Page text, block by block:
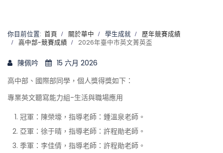
你目前位置: 首頁 關於華中 學生成就
歷年競賽成績
高中部-競賽成績
2026年臺中市英文菁英盃
陳佩吟
15 六月 2026
高中部、國際部同學，個人獎得獎如下：
專業英文聽寫能力組-生活與職場應用
冠軍：陳榮壕，指導老師：鍾溫泉老師。
亞軍：徐于晴，指導老師：許程勛老師。
季軍：李佳倩，指導老師：許程勛老師。